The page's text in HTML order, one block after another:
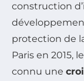
construction
protection de
Paris en 2015,
connu une